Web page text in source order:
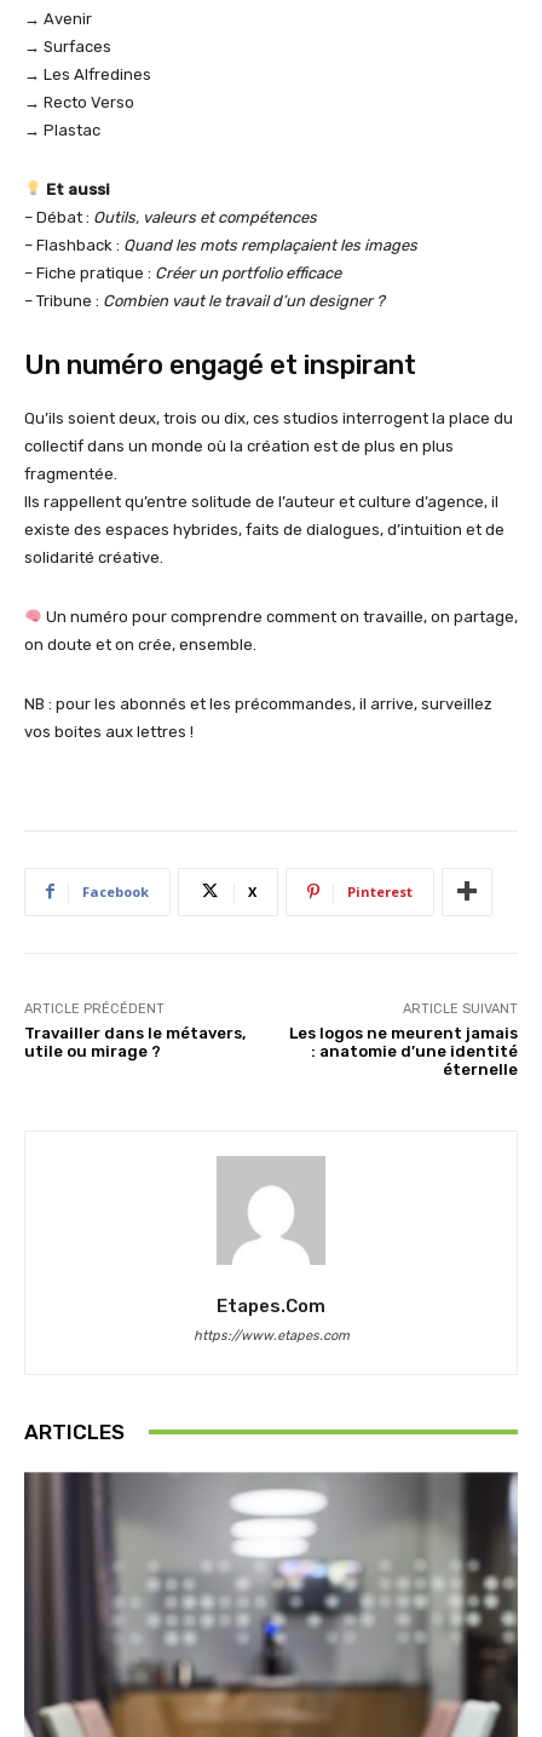
→ Avenir
→ Surfaces
→ Les Alfredines
→ Recto Verso
→ Plastac
Et aussi
– Débat : Outils, valeurs et compétences
– Flashback : Quand les mots remplaçaient les images
– Fiche pratique : Créer un portfolio efficace
– Tribune : Combien vaut le travail d’un designer ?
Un numéro engagé et inspirant
Qu’ils soient deux, trois ou dix, ces studios interrogent la place du
collectif dans un monde où la création est de plus en plus
fragmentée.
Ils rappellent qu’entre solitude de l’auteur et culture d’agence, il
existe des espaces hybrides, faits de dialogues, d’intuition et de
solidarité créative.
Un numéro pour comprendre comment on travaille, on partage,
on doute et on crée, ensemble.
NB : pour les abonnés et les précommandes, il arrive, surveillez
vos boites aux lettres !
Facebook X Pinterest
ARTICLE PRÉCÉDENT
Travailler dans le métavers,
utile ou mirage ?
ARTICLE SUIVANT
Les logos ne meurent jamais
: anatomie d’une identité
éternelle
Etapes.com
https://www.etapes.com
ARTICLES